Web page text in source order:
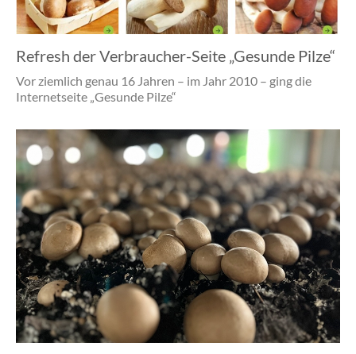
Refresh der Verbraucher-Seite „Gesunde Pilze“
Vor ziemlich genau 16 Jahren – im Jahr 2010 – ging die
Internetseite „Gesunde Pilze“